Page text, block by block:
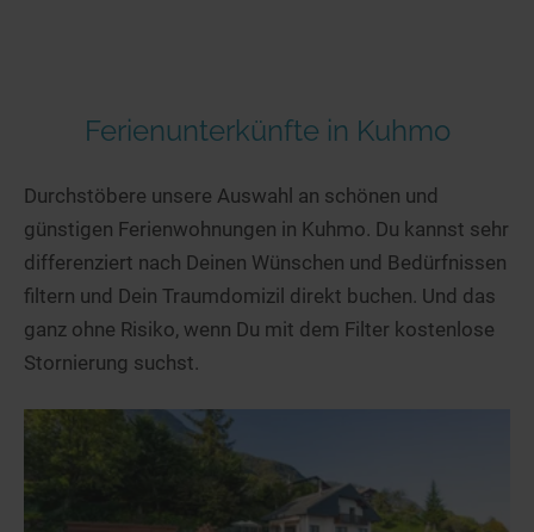
Ferienunterkünfte in Kuhmo
Durchstöbere unsere Auswahl an schönen und
günstigen Ferienwohnungen in Kuhmo. Du kannst sehr
differenziert nach Deinen Wünschen und Bedürfnissen
filtern und Dein Traumdomizil direkt buchen. Und das
ganz ohne Risiko, wenn Du mit dem Filter kostenlose
Stornierung suchst.